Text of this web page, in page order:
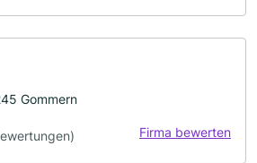
Gommern
Firma bewerten